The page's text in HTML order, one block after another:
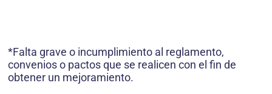
*Falta grave o incumplimiento al reglamento,
convenios o pactos que se realicen con el fin de
obtener un mejoramiento.